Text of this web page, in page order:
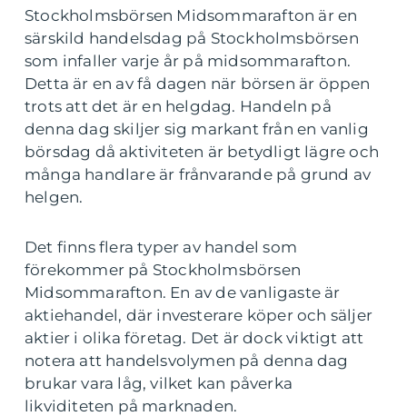
Stockholmsbörsen Midsommarafton är en
särskild handelsdag på Stockholmsbörsen
som infaller varje år på midsommarafton.
Detta är en av få dagen när börsen är öppen
trots att det är en helgdag. Handeln på
denna dag skiljer sig markant från en vanlig
börsdag då aktiviteten är betydligt lägre och
många handlare är frånvarande på grund av
helgen.
Det finns flera typer av handel som
förekommer på Stockholmsbörsen
Midsommarafton. En av de vanligaste är
aktiehandel, där investerare köper och säljer
aktier i olika företag. Det är dock viktigt att
notera att handelsvolymen på denna dag
brukar vara låg, vilket kan påverka
likviditeten på marknaden.